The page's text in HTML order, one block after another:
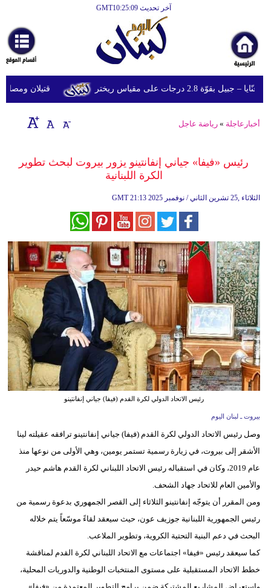
آخر تحديث GMT10:25:09
أخبارعاجلة
رياضة
ثقافة
إقتصاد
وموسيقى
سياحة
وسفر
ديكور
أخبار
إعلام
تعليم
أزياء
إسلامية
وتكنولوجيا
مدوَّنات
أبراج
قتيلان ومصابون جراء 14 غارة إسرائيلية على 2.8 درجات على مقياس ريختر
أخبارعاجلة »رياضة عاجل
رئيس «فيفا» جياني إنفانتينو يزور بيروت لبحث تطوير
الكرة اللبنانية
GMT 21:13 2025 الثلاثاء ,25 تشرين الثاني / نوفمبر
رئيس الاتحاد الدولي لكرة القدم (فيفا) جياني إنفانتينو
بيروت ـ لبنان اليوم
وصل رئيس الاتحاد الدولي لكرة القدم (فيفا) جياني إنفانتينو ترافقه عقيلته لينا
الأشقر إلى بيروت، في زيارة رسمية تستمر يومين، وهي الأولى من نوعها منذ
عام 2019، وكان في استقباله رئيس الاتحاد اللبناني لكرة القدم هاشم حيدر
والأمين العام للاتحاد جهاد الشحف.
ومن المقرر أن يتوجّه إنفانتينو الثلاثاء إلى القصر الجمهوري بدعوة رسمية من
رئيس الجمهورية اللبنانية جوزيف عون، حيث سيعقد لقاءً موسّعاً يتم خلاله
البحث في دعم البنية التحتية الكروية، وتطوير الملاعب.
كما سيعقد رئيس «فيفا» اجتماعات مع الاتحاد اللبناني لكرة القدم لمناقشة
خطط الاتحاد المستقبلية على مستوى المنتخبات الوطنية والدوريات المحلية،